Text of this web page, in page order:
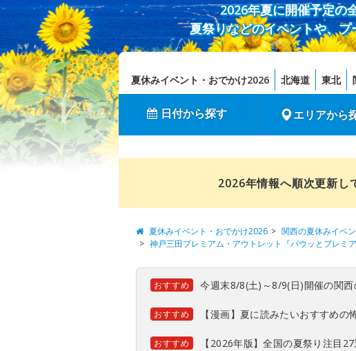
2026年夏に開催予定の
夏祭りなどのイベントや、
夏休みイベント・おでかけ2026 北海道 東北
日付から探す エリアから
2026年情報へ順次更新し
夏休みイベント・おでかけ2026 関西の夏休みイベ
神戸三田プレミアム・アウトレット『パウッとプレミ
おすすめ 今週末8/8(土)～8/9(日)開催の関
おすすめ 【漫画】夏に読みたいおすすめの
おすすめ 【2026年版】全国の夏祭り注目